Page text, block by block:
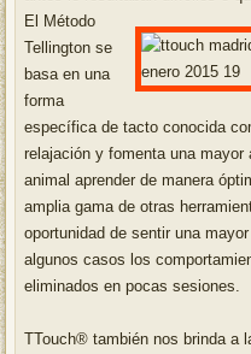
El Método
Tellington se
basa en una
forma
específica de tacto conocida
relajación y fomenta una
animal aprender de manera
amplia gama de otras
oportunidad de sentir una
algunos casos los
eliminados en pocas sesiones.
TTouch® también nos brinda a